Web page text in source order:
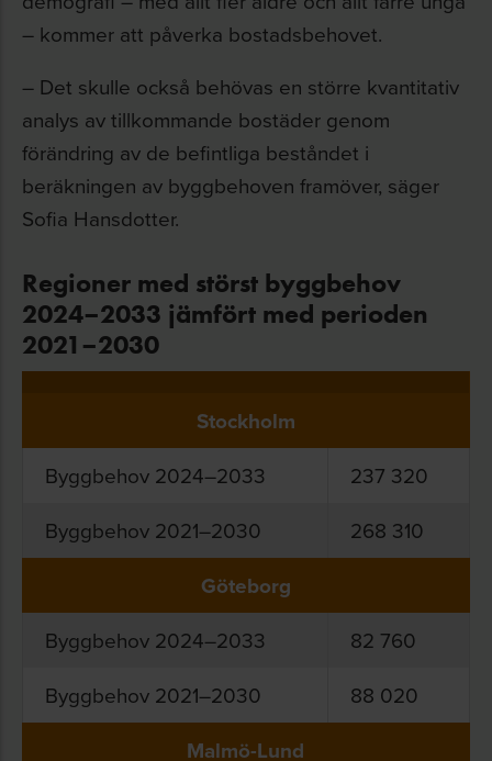
– kommer att påverka bostadsbehovet.
– Det skulle också behövas en större kvantitativ
analys av tillkommande bostäder genom
förändring av de befintliga beståndet i
beräkningen av byggbehoven framöver, säger
Sofia Hansdotter.
Regioner med störst byggbehov
2024–2033 jämfört med perioden
2021–2030
Stockholm
Byggbehov 2024–2033
237 320
Byggbehov 2021–2030
268 310
Göteborg
Byggbehov 2024–2033
82 760
Byggbehov 2021–2030
88 020
Malmö-Lund